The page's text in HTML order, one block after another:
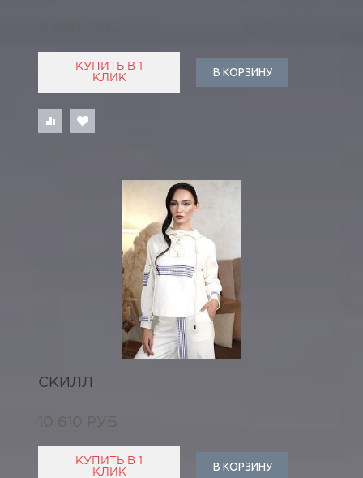
КУПИТЬ В 1
КЛИК
В КОРЗИНУ
СКИЛЛ
10 610 РУБ
КУПИТЬ В 1
КЛИК
В КОРЗИНУ